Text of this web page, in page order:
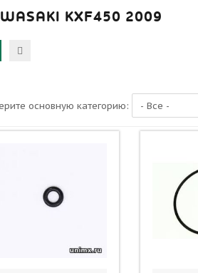
KXF450 2009
основную категорию: